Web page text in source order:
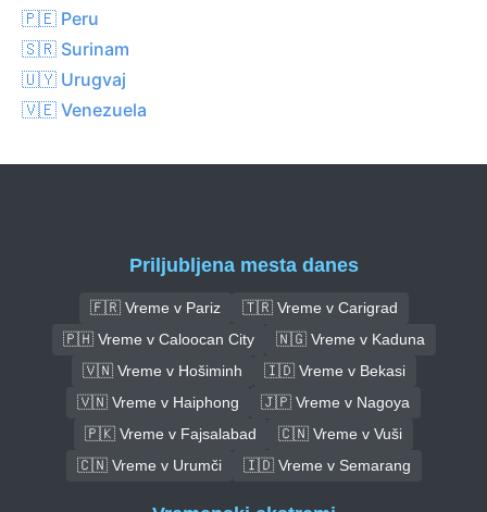
🇵🇪 Peru
🇸🇷 Surinam
🇺🇾 Urugvaj
🇻🇪 Venezuela
Priljubljena mesta danes
🇫🇷 Vreme v Pariz
🇹🇷 Vreme v Carigrad
🇵🇭 Vreme v Caloocan City
🇳🇬 Vreme v Kaduna
🇻🇳 Vreme v Hošiminh
🇮🇩 Vreme v Bekasi
🇻🇳 Vreme v Haiphong
🇯🇵 Vreme v Nagoya
🇵🇰 Vreme v Fajsalabad
🇨🇳 Vreme v Vuši
🇨🇳 Vreme v Urumči
🇮🇩 Vreme v Semarang